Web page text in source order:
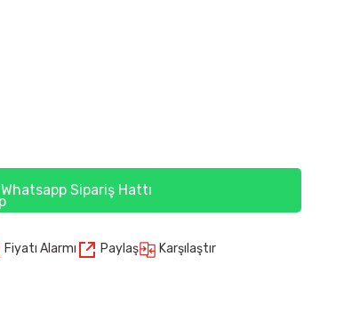
Whatsapp Sipariş Hattı
Fiyatı Alarmı Paylaş Karşılaştır